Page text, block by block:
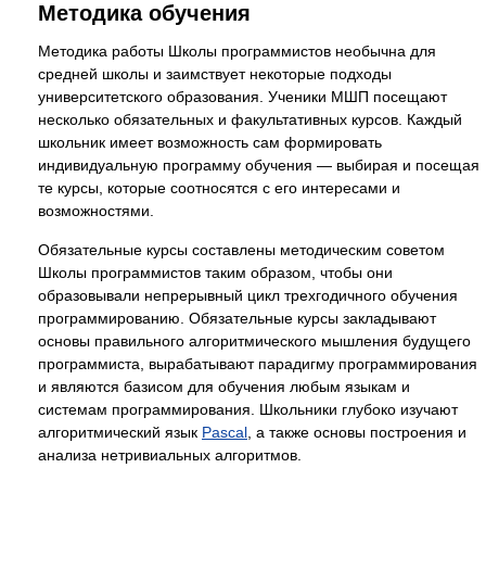
Методика обучения
Методика работы Школы программистов необычна для
средней школы и заимствует некоторые подходы
университетского образования. Ученики МШП посещают
несколько обязательных и факультативных курсов. Каждый
школьник имеет возможность сам формировать
индивидуальную программу обучения — выбирая и посещая
те курсы, которые соотносятся с его интересами и
возможностями.
Обязательные курсы составлены методическим советом
Школы программистов таким образом, чтобы они
образовывали непрерывный цикл трехгодичного обучения
программированию. Обязательные курсы закладывают
основы правильного алгоритмического мышления будущего
программиста, вырабатывают парадигму программирования
и являются базисом для обучения любым языкам и
системам программирования. Школьники глубоко изучают
алгоритмический язык Pascal , а также основы построения и
анализа нетривиальных алгоритмов.